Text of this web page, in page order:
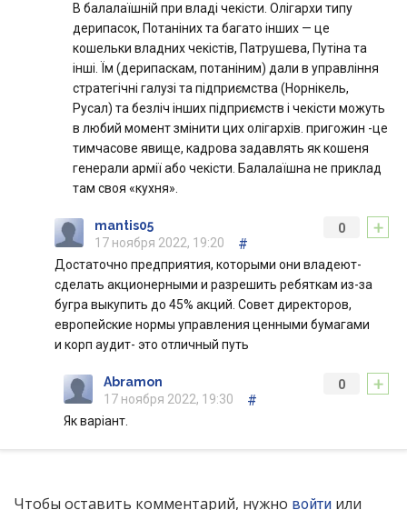
В балалаїшній при владі чекісти. Олігархи типу
дерипасок, Потаніних та багато інших — це
кошельки владних чекістів, Патрушева, Путіна та
інші. Їм (дерипаскам, потаніним) дали в управління
стратегічні галузі та підприємства (Норнікель,
Русал) та безліч інших підприємств і чекісти можуть
в любий момент змінити цих олігархів. пригожин -це
тимчасове явище, кадрова задавлять як кошеня
генерали армії або чекісти. Балалаїшна не приклад
там своя «кухня».
+
0
mantis05
17 ноября 2022, 19:20
#
Достаточно предприятия, которыми они владеют-
сделать акционерными и разрешить ребяткам из-за
бугра выкупить до 45% акций. Совет директоров,
европейские нормы управления ценными бумагами
и корп аудит- это отличный путь
+
0
Abramon
17 ноября 2022, 19:30
#
Як варіант.
Чтобы оставить комментарий, нужно войти или